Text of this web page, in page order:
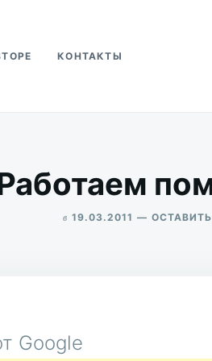
КОНТАКТЫ
в 19.03.2011
Google